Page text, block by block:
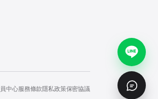
中心服務條款隱私政策保密協議